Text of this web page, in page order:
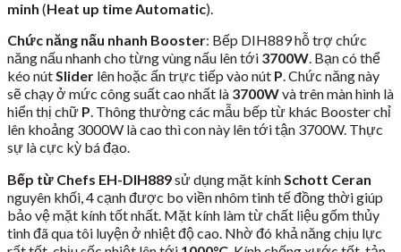
minh (Heat up time Automatic).
Chức năng nấu nhanh Booster: Bếp DIH889 hỗ trợ chức
năng nấu nhanh cho từng vùng nấu lên tới 3700W. Bạn có thể
kéo nútSlider lên hoặc ấn trực tiếp vào nút P. Chức năng này
sẽ chạy ở mức công suất cao nhất là 3700Wvà trên màn hình là
hiển thị chữ P. Thông thường các mẫu bếp từ khác Booster chỉ
lên khoảng 3000W là cao thì con này lên tới tận 3700W. Thực
sự là cực kỳ bá đạo.
Bếp từ Chefs EH-DIH889sử dụng mặt kínhSchott Ceran
nguyên khối, 4 cạnh được bo viền nhôm tinh tế đồng thời giúp
bảo vệ mặt kính tốt nhất. Mặt kính làm từ chất liệu gốm thủy
tinh đã qua tôi luyện ở nhiệt độ cao. Nhờ đó khả năng chịu lực